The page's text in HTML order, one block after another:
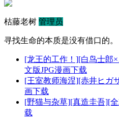
枯藤老树 管理员
寻找生命的本质是没有借口的。
[龙王的工作！][白鸟士郎
文版JPG漫画下载
[王室教师海涅][赤井ヒガ
画下载
[野猫与杂草][真造圭吾][
载